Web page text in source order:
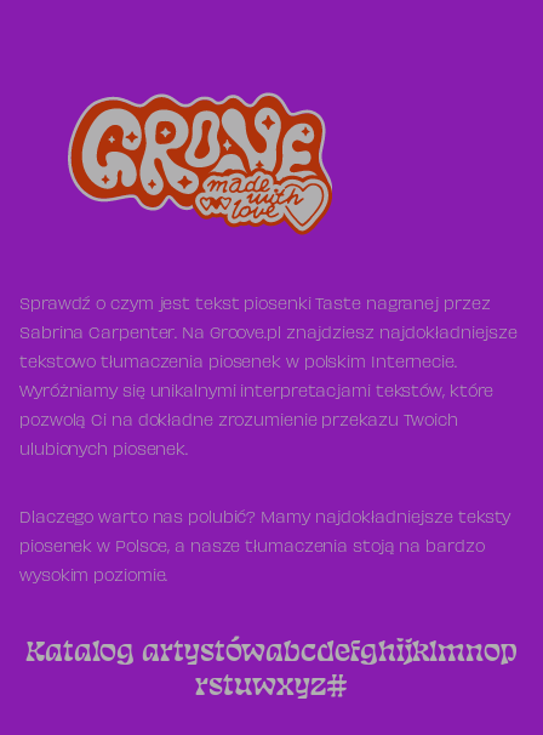
Sprawdź o czym jest tekst piosenki Taste nagranej przez
Sabrina Carpenter. Na Groove.pl znajdziesz najdokładniejsze
tekstowo tłumaczenia piosenek w polskim Internecie.
Wyróżniamy się unikalnymi interpretacjami tekstów, które
pozwolą Ci na dokładne zrozumienie przekazu Twoich
ulubionych piosenek.
Dlaczego warto nas polubić? Mamy najdokładniejsze teksty
piosenek w Polsce, a nasze tłumaczenia stoją na bardzo
wysokim poziomie.
Katalog artystówabcdefghijklmnop
rstuwxyz#